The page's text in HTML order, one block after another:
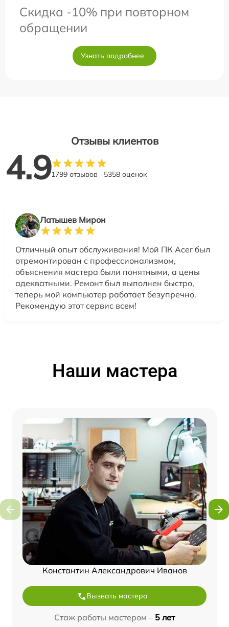
Скидка -10% при повторном
обращении
Узнать подробнее
Отзывы клиентов
4.91799 отзывов 5358 оценок
Латышев Мирон
Отличный опыт обслуживания! Мой ПК Acer был
отремонтирован с профессионализмом,
объяснения мастера были понятными, а цены
адекватными. Ремонт был выполнен быстро,
теперь мой компьютер работает безупречно.
Рекомендую этот сервис всем!
Наши мастера
Константин Александрович Иванов
Вызвать мастера
Стаж работы мастером – 5 лет